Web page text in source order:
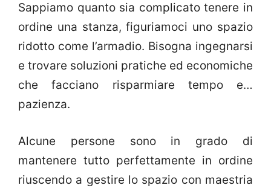
Sappiamo quanto sia complicato tenere in
ordine una stanza, figuriamoci uno spazio
ridotto come l’armadio. Bisogna ingegnarsi
e trovare soluzioni pratiche ed economiche
che facciano risparmiare tempo e…
pazienza.
Alcune persone sono in grado di
mantenere tutto perfettamente in ordine
riuscendo a gestire lo spazio con maestria